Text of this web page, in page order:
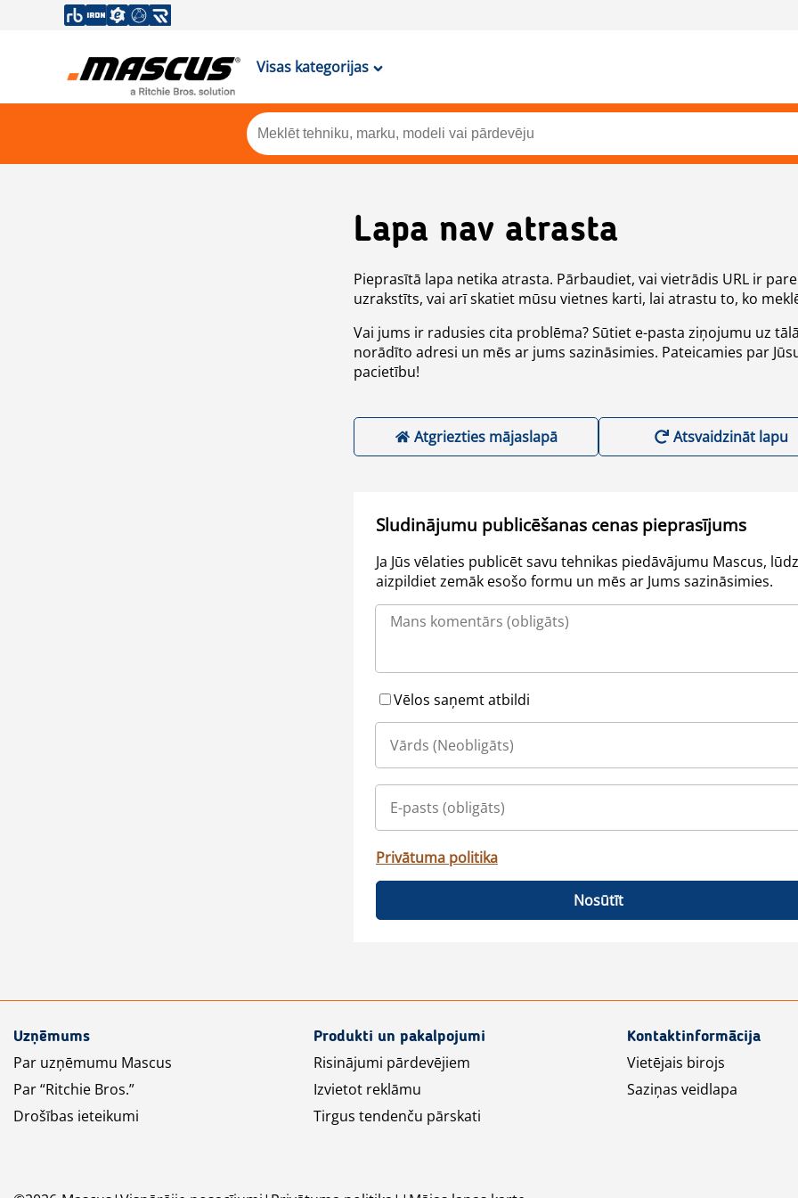
Visas kategorijas
Lapa nav atrasta
Pieprasītā lapa netika atrasta. Pārbaudiet, vai vietrādis URL ir
uzrakstīts, vai arī skatiet mūsu vietnes karti, lai atrastu to, ko
Vai jums ir radusies cita problēma? Sūtiet e-pasta ziņojumu uz
norādīto adresi un mēs ar jums sazināsimies. Pateicamies par
pacietību!
Atgriezties mājaslapā Atsvaidzināt lapu
Sludinājumu publicēšanas cenas pieprasījums
Ja Jūs vēlaties publicēt savu tehnikas piedāvājumu Mascus,
aizpildiet zemāk esošo formu un mēs ar Jums sazināsimies.
Vēlos saņemt atbildi
Privātuma politika
Nosūtīt
Uzņēmums
Par uzņēmumu Mascus
Par “Ritchie Bros.”
Drošības ieteikumi
Produkti un pakalpojumi
Risinājumi pārdevējiem
Izvietot reklāmu
Tirgus tendenču pārskati
Kontaktinformācija
Vietējais birojs
Saziņas veidlapa